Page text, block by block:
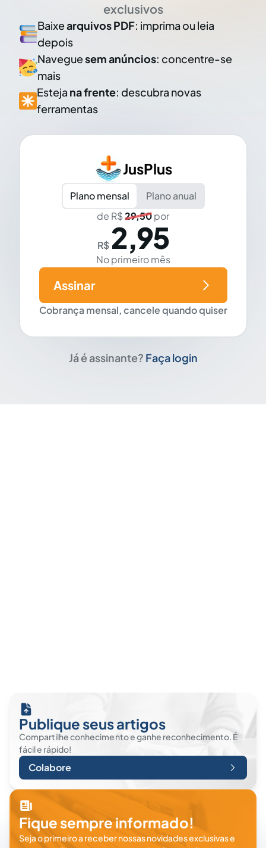
exclusivos
Baixearquivos PDF: imprima ou leia
depois
Naveguesem anúncios: concentre-se
mais
Esteja na frente: descubra novas
ferramentas
JusPlus
Plano mensal
Plano anual
de R$29,50por
R$ 2,95
No primeiro mês
Cobrança mensal, cancele quando quiser
Assinar
Já é assinante? Faça login
Publique seus artigos
Compartilhe conhecimento e ganhe reconhecimento. É
fácil e rápido!
Colabore
Fique sempre informado!
Seja o primeiro a receber nossas novidades exclusivas e